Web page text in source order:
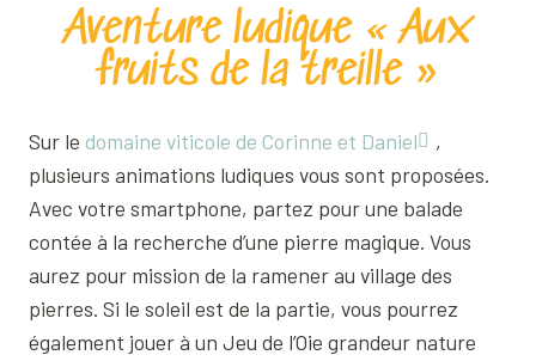
Aventure ludique « Aux
fruits de la treille »
Sur le domaine viticole de Corinne et Daniel
,
plusieurs animations ludiques vous sont proposées.
Avec votre smartphone, partez pour une balade
contée à la recherche d’une pierre magique. Vous
aurez pour mission de la ramener au village des
pierres. Si le soleil est de la partie, vous pourrez
également jouer à un Jeu de l’Oie grandeur nature